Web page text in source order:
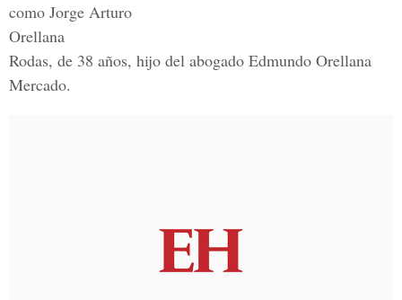
como Jorge Arturo
Orellana
Rodas, de 38 años, hijo del abogado Edmundo Orellana
Mercado.